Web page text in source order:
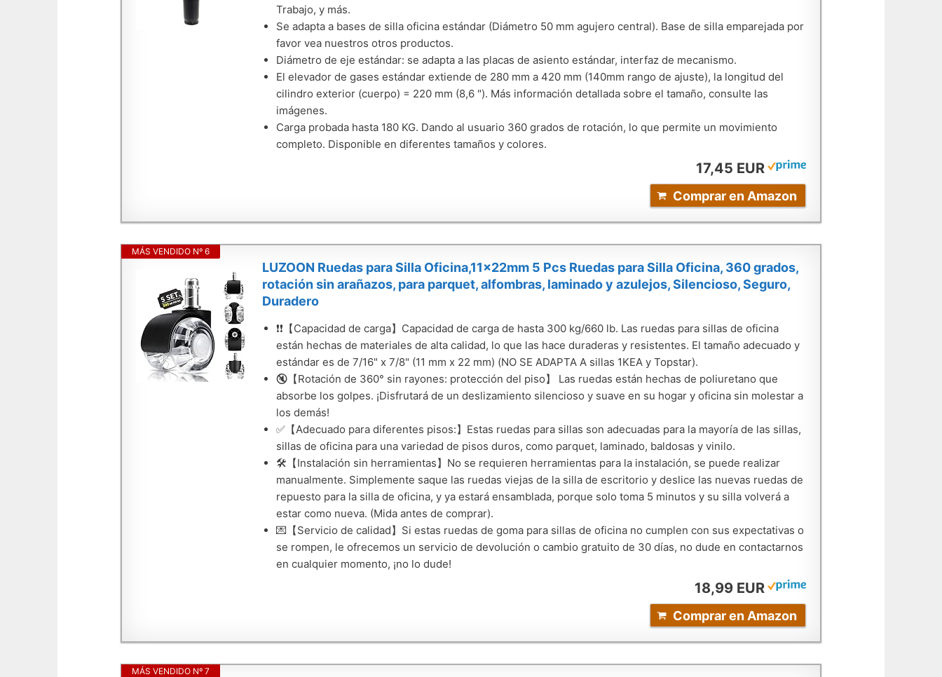
Trabajo, y más.
Se adapta a bases de silla oficina estándar (Diámetro 50 mm agujero central). Base de silla emparejada por
favor vea nuestros otros productos.
Diámetro de eje estándar: se adapta a las placas de asiento estándar, interfaz de mecanismo.
El elevador de gases estándar extiende de 280 mm a 420 mm (140mm rango de ajuste), la longitud del
cilindro exterior (cuerpo) = 220 mm (8,6 "). Más información detallada sobre el tamaño, consulte las
imágenes.
Carga probada hasta 180 KG. Dando al usuario 360 grados de rotación, lo que permite un movimiento
completo. Disponible en diferentes tamaños y colores.
17,45 EUR
Comprar en Amazon
MÁS VENDIDO Nº 6
LUZOON Ruedas para Silla Oficina,11x22mm 5 Pcs Ruedas para Silla Oficina, 360 grados,
rotación sin arañazos, para parquet, alfombras, laminado y azulejos, Silencioso, Seguro,
Duradero
❗️❗️【Capacidad de carga】Capacidad de carga de hasta 300 kg/660 lb. Las ruedas para sillas de oficina
están hechas de materiales de alta calidad, lo que las hace duraderas y resistentes. El tamaño adecuado y
estándar es de 7/16" x 7/8" (11 mm x 22 mm) (NO SE ADAPTA A sillas 1KEA y Topstar).
🔇【Rotación de 360° sin rayones: protección del piso】 Las ruedas están hechas de poliuretano que
absorbe los golpes. ¡Disfrutará de un deslizamiento silencioso y suave en su hogar y oficina sin molestar a
los demás!
✅【Adecuado para diferentes pisos:】Estas ruedas para sillas son adecuadas para la mayoría de las sillas,
sillas de oficina para una variedad de pisos duros, como parquet, laminado, baldosas y vinilo.
🛠️【Instalación sin herramientas】No se requieren herramientas para la instalación, se puede realizar
manualmente. Simplemente saque las ruedas viejas de la silla de escritorio y deslice las nuevas ruedas de
repuesto para la silla de oficina, y ya estará ensamblada, porque solo toma 5 minutos y su silla volverá a
estar como nueva. (Mida antes de comprar).
💌【Servicio de calidad】Si estas ruedas de goma para sillas de oficina no cumplen con sus expectativas o
se rompen, le ofrecemos un servicio de devolución o cambio gratuito de 30 días, no dude en contactarnos
en cualquier momento, ¡no lo dude!
18,99 EUR
Comprar en Amazon
MÁS VENDIDO Nº 7